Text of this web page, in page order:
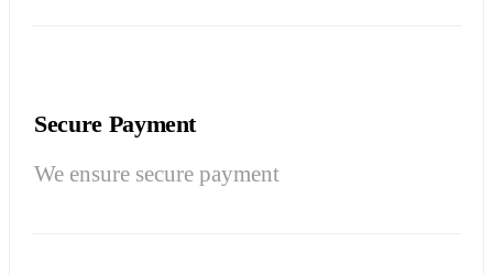
Secure Payment
We ensure secure payment